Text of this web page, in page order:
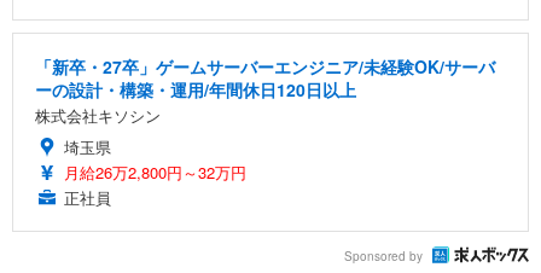
「新卒・27卒」ゲームサーバーエンジニア/未経験OK/サーバ
ーの設計・構築・運用/年間休日120日以上
株式会社キソシン
埼玉県
月給26万2,800円～32万円
正社員
Sponsored by